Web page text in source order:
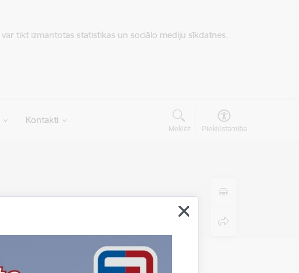
tikt izmantotas statistikas un sociālo mediju sīkdatnes.
Kontakti
Meklēt Piekļūstamība